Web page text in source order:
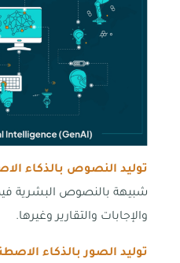
توليد النصوص بالذكاء
شبيهة بالنصوص البشرية
والإجابات والتقارير وغيرها.
توليد الصور بالذكاء